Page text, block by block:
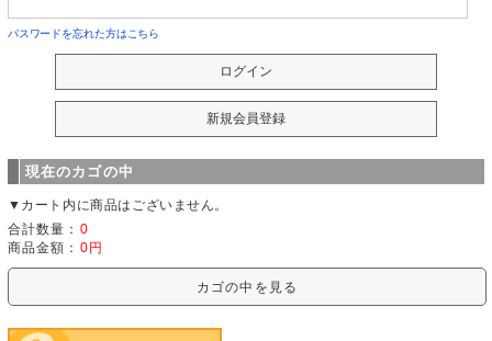
パスワードを忘れた方はこちら
現在のカゴの中
▼カート内に商品はございません。
合計数量： 0
商品金額： 0円
カゴの中を見る